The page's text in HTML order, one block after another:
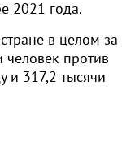
2021 года.
в целом за
человек против
и 317,2 тысячи